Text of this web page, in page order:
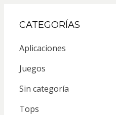
CATEGORÍAS
Aplicaciones
Juegos
Sin categoría
Tops